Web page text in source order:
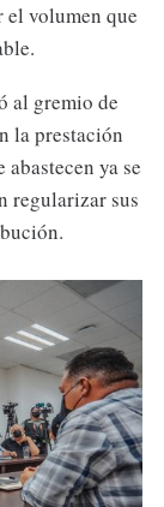
el volumen que
al gremio de
la prestación
ya se
regularizar sus